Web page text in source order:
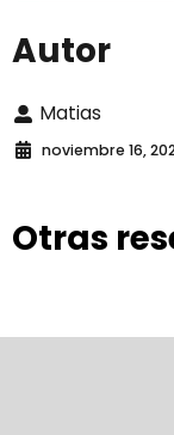
Autor
Matias
noviembre 16,
Otras